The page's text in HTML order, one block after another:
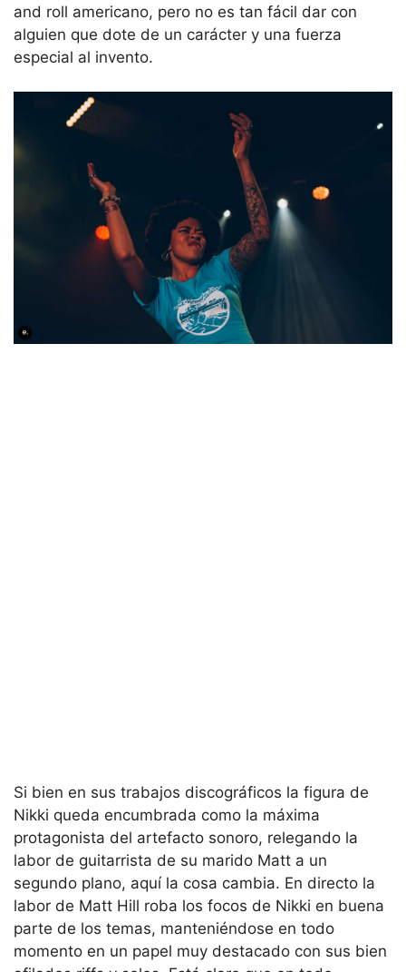
and roll americano, pero no es tan fácil dar con
alguien que dote de un carácter y una fuerza
especial al invento.
Si bien en sus trabajos discográficos la figura de
Nikki queda encumbrada como la máxima
protagonista del artefacto sonoro, relegando la
labor de guitarrista de su marido Matt a un
segundo plano, aquí la cosa cambia. En directo la
labor de Matt Hill roba los focos de Nikki en buena
parte de los temas, manteniéndose en todo
momento en un papel muy destacado con sus bien